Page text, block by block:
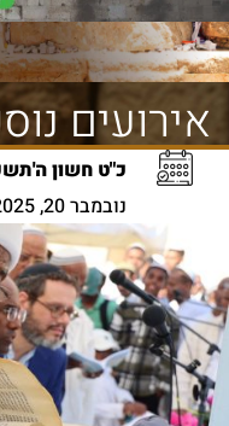
אירועים
כ"ט חשון
נובמבר 20, 2025